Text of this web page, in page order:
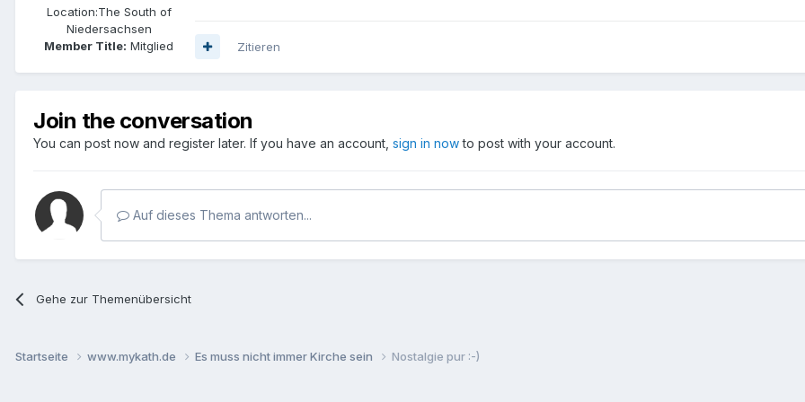
Location:The South of
Niedersachsen
Member Title: Mitglied Zitieren
Join the conversation
You can post now and register later. If you have an account, sign in nowto post with your account.
Auf dieses Thema antworten...
Gehe zur Themenübersicht
Startseite www.mykath.de Es muss nicht immer Kirche sein Nostalgie pur :-)